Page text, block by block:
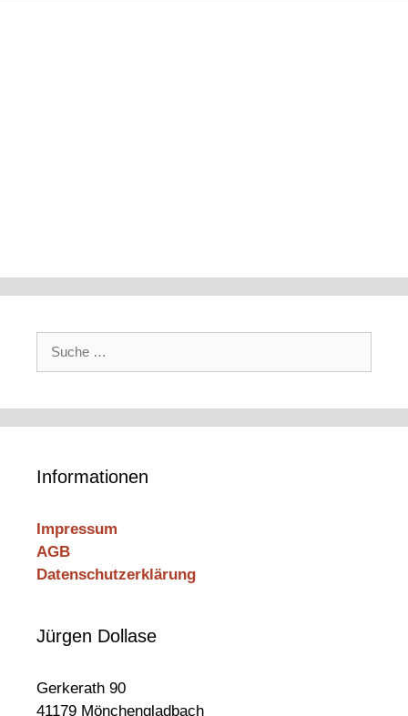
Suche
Informationen
Impressum
AGB
Datenschutzerklärung
Jürgen Dollase
Gerkerath 90
41179 Mönchengladbach